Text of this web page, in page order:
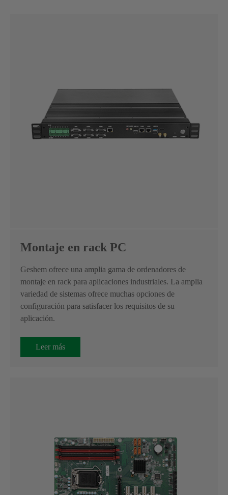
Montaje en rack PC
Geshem ofrece una amplia gama de ordenadores de
montaje en rack para aplicaciones industriales. La amplia
variedad de sistemas ofrece muchas opciones de
configuración para satisfacer los requisitos de su
aplicación.
Leer más